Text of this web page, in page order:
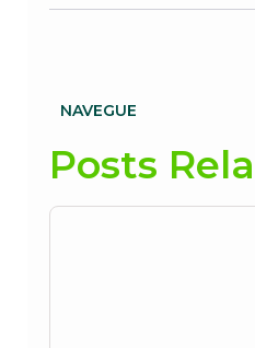
NAVEGUE
Posts